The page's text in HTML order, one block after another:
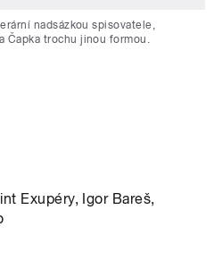
nadsázkou spisovatele,
Čapka trochu jinou formou.
Exupéry, Igor Bareš,